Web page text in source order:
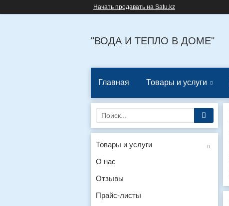
Начать продавать на Satu.kz
"ВОДА И ТЕПЛО В ДОМЕ"
Главная Товары и услуги
Товары и услуги
О нас
Отзывы
Прайс-листы